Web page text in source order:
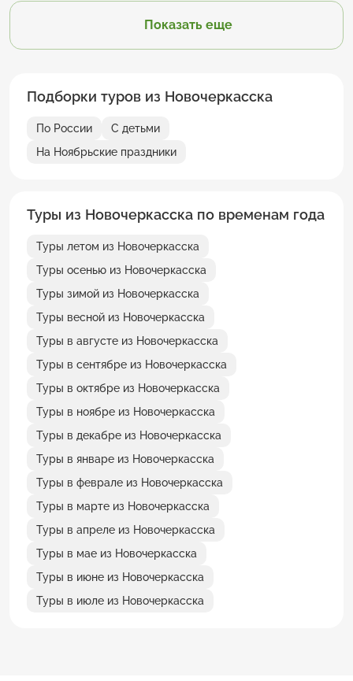
Показать еще
Подборки туров из Новочеркасска
По России
С детьми
На Ноябрьские праздники
Туры из Новочеркасска по временам года
Туры летом из Новочеркасска
Туры осенью из Новочеркасска
Туры зимой из Новочеркасска
Туры весной из Новочеркасска
Туры в августе из Новочеркасска
Туры в сентябре из Новочеркасска
Туры в октябре из Новочеркасска
Туры в ноябре из Новочеркасска
Туры в декабре из Новочеркасска
Туры в январе из Новочеркасска
Туры в феврале из Новочеркасска
Туры в марте из Новочеркасска
Туры в апреле из Новочеркасска
Туры в мае из Новочеркасска
Туры в июне из Новочеркасска
Туры в июле из Новочеркасска